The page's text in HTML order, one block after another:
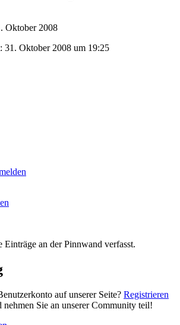
Oktober 2008
31. Oktober 2008 um 19:25
Einträge an der Pinnwand verfasst.
auf unserer Seite? Registrieren
nehmen Sie an unserer Community teil!